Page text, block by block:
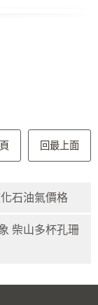
回最上面
石油氣價格
柴山多杯孔珊